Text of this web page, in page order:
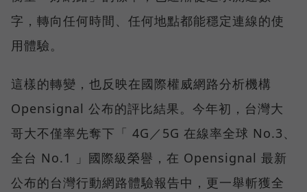
字，轉向任何時間、任何地點都能穩定連線的使
用體驗。
這樣的轉變，也反映在國際權威網路分析機構
Opensignal 公布的評比結果。今年初，台灣大
哥大不僅率先奪下「 4G／5G 在線率全球 No.3、
全台 No.1 」國際級榮譽，在 Opensignal 最新
公布的台灣行動網路體驗報告中，更一舉斬獲全